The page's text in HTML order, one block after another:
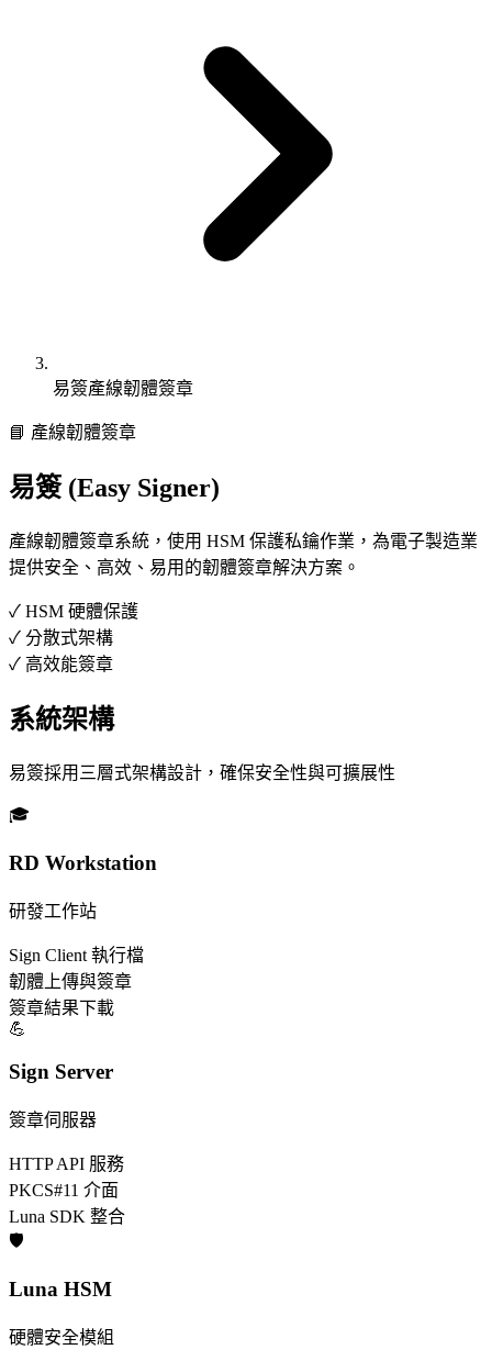
易簽產線韌體簽章
📘 產線韌體簽章
易簽 (Easy Signer)
產線韌體簽章系統，使用 HSM 保護私鑰作業，為電子製造業
提供安全、高效、易用的韌體簽章解決方案。
✓ HSM 硬體保護
✓ 分散式架構
✓ 高效能簽章
系統架構
易簽採用三層式架構設計，確保安全性與可擴展性
🎓
RD Workstation
研發工作站
Sign Client 執行檔
韌體上傳與簽章
簽章結果下載
💪
Sign Server
簽章伺服器
HTTP API 服務
PKCS#11 介面
Luna SDK 整合
🛡️
Luna HSM
硬體安全模組